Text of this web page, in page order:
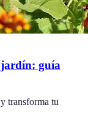
jardín: guía
transforma tu